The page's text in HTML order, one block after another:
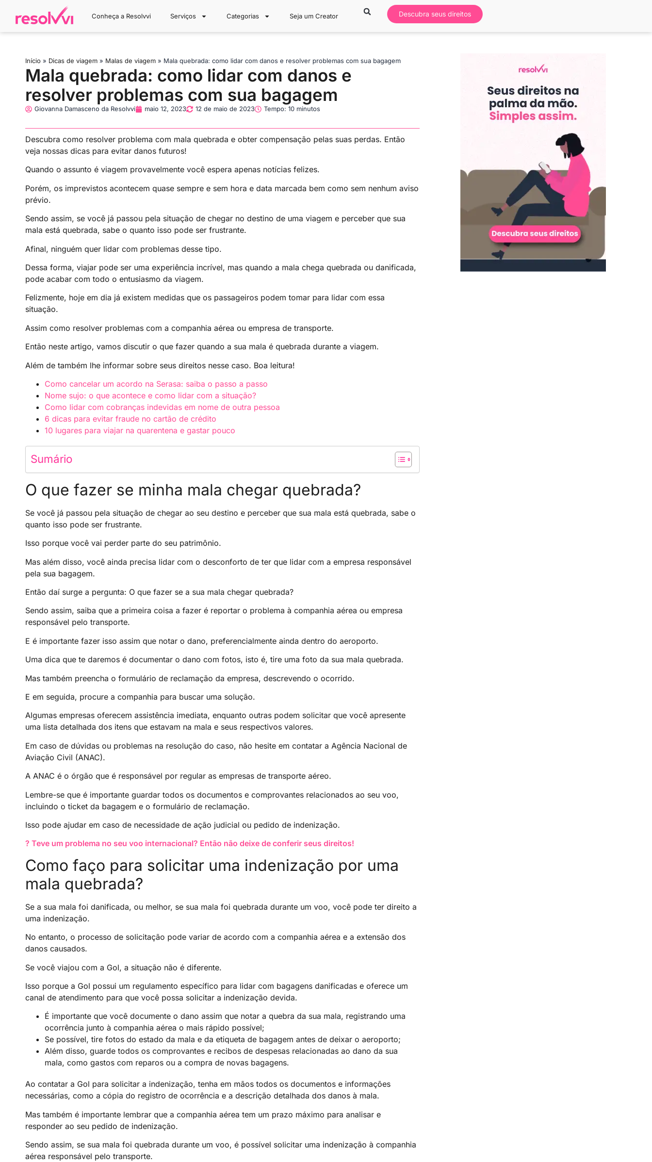
Conheça a Resolvvi Serviços Categorias Seja um Creator Descubra seus direitos
Início » Dicas de viagem » Malas de viagem » Mala quebrada: como lidar com danos e resolver problemas com sua bagagem
Mala quebrada: como lidar com danos e
resolver problemas com sua bagagem
Giovanna Damasceno da Resolvvi maio 12, 2023 12 de maio de 2023 Tempo: 10 minutos
Descubra como resolver problema com mala quebrada e obter compensação pelas suas perdas. Então
veja nossas dicas para evitar danos futuros!
Quando o assunto é viagem provavelmente você espera apenas notícias felizes.
Porém, os imprevistos acontecem quase sempre e sem hora e data marcada bem como sem nenhum aviso
prévio.
Sendo assim, se você já passou pela situação de chegar no destino de uma viagem e perceber que sua
mala está quebrada, sabe o quanto isso pode ser frustrante.
Afinal, ninguém quer lidar com problemas desse tipo.
Dessa forma, viajar pode ser uma experiência incrível, mas quando a mala chega quebrada ou danificada,
pode acabar com todo o entusiasmo da viagem.
Felizmente, hoje em dia já existem medidas que os passageiros podem tomar para lidar com essa
situação.
Assim como resolver problemas com a companhia aérea ou empresa de transporte.
Então neste artigo, vamos discutir o que fazer quando a sua mala é quebrada durante a viagem.
Além de também lhe informar sobre seus direitos nesse caso. Boa leitura!
Como cancelar um acordo na Serasa: saiba o passo a passo
Nome sujo: o que acontece e como lidar com a situação?
Como lidar com cobranças indevidas em nome de outra pessoa
6 dicas para evitar fraude no cartão de crédito
10 lugares para viajar na quarentena e gastar pouco
Sumário
O que fazer se minha mala chegar quebrada?
Se você já passou pela situação de chegar ao seu destino e perceber que sua mala está quebrada, sabe o
quanto isso pode ser frustrante.
Isso porque você vai perder parte do seu patrimônio.
Mas além disso, você ainda precisa lidar com o desconforto de ter que lidar com a empresa responsável
pela sua bagagem.
Então daí surge a pergunta: O que fazer se a sua mala chegar quebrada?
Sendo assim, saiba que a primeira coisa a fazer é reportar o problema à companhia aérea ou empresa
responsável pelo transporte.
E é importante fazer isso assim que notar o dano, preferencialmente ainda dentro do aeroporto.
Uma dica que te daremos é documentar o dano com fotos, isto é, tire uma foto da sua mala quebrada.
Mas também preencha o formulário de reclamação da empresa, descrevendo o ocorrido.
E em seguida, procure a companhia para buscar uma solução.
Algumas empresas oferecem assistência imediata, enquanto outras podem solicitar que você apresente
uma lista detalhada dos itens que estavam na mala e seus respectivos valores.
Em caso de dúvidas ou problemas na resolução do caso, não hesite em contatar a Agência Nacional de
Aviação Civil (ANAC).
A ANAC é o órgão que é responsável por regular as empresas de transporte aéreo.
Lembre-se que é importante guardar todos os documentos e comprovantes relacionados ao seu voo,
incluindo o ticket da bagagem e o formulário de reclamação.
Isso pode ajudar em caso de necessidade de ação judicial ou pedido de indenização.
? Teve um problema no seu voo internacional? Então não deixe de conferir seus direitos!
Como faço para solicitar uma indenização por uma
mala quebrada?
Se a sua mala foi danificada, ou melhor, se sua mala foi quebrada durante um voo, você pode ter direito a
uma indenização.
No entanto, o processo de solicitação pode variar de acordo com a companhia aérea e a extensão dos
danos causados.
Se você viajou com a Gol, a situação não é diferente.
Isso porque a Gol possui um regulamento específico para lidar com bagagens danificadas e oferece um
canal de atendimento para que você possa solicitar a indenização devida.
É importante que você documente o dano assim que notar a quebra da sua mala, registrando uma
ocorrência junto à companhia aérea o mais rápido possível;
Se possível, tire fotos do estado da mala e da etiqueta de bagagem antes de deixar o aeroporto;
Além disso, guarde todos os comprovantes e recibos de despesas relacionadas ao dano da sua
mala, como gastos com reparos ou a compra de novas bagagens.
Ao contatar a Gol para solicitar a indenização, tenha em mãos todos os documentos e informações
necessárias, como a cópia do registro de ocorrência e a descrição detalhada dos danos à mala.
Mas também é importante lembrar que a companhia aérea tem um prazo máximo para analisar e
responder ao seu pedido de indenização.
Sendo assim, se sua mala foi quebrada durante um voo, é possível solicitar uma indenização à companhia
aérea responsável pelo transporte.